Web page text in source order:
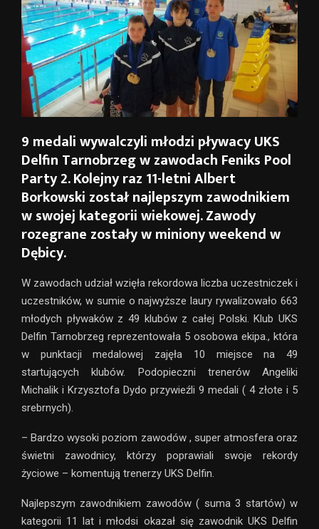
9 medali wywalczyli młodzi pływacy UKS
Delfin Tarnobrzeg w zawodach Feniks Pool
Party 2. Kolejny raz 11-letni Albert
Borkowski został najlepszym zawodnikiem
w swojej kategorii wiekowej. Zawody
rozegrane zostały w miniony weekend w
Dębicy.
W zawodach udział wzięła rekordowa liczba uczestniczek i
uczestników, w sumie o najwyższe laury rywalizowało 663
młodych pływaków z 49 klubów z całej Polski. Klub UKS
Delfin Tarnobrzeg reprezentowała 5 osobowa ekipa., która
w punktacji medalowej zajęła 10 miejsce na 49
startujących klubów. Podopieczni trenerów Angeliki
Michalik i Krzysztofa Dydo przywieźli 9 medali ( 4 złote i 5
srebrnych).
– Bardzo wysoki poziom zawodów , super atmosfera oraz
świetni zawodnicy, którzy poprawiali swoje rekordy
życiowe – komentują trenerzy UKS Delfin.
Najlepszym zawodnikiem zawodów ( suma 3 startów) w
kategorii 11 lat i młodsi okazał się zawodnik UKS Delfin